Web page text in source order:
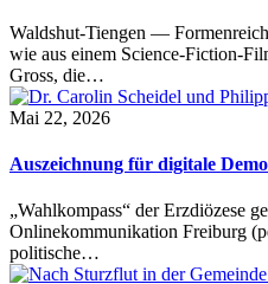
Waldshut-Tiengen —
wie aus einem Science-Fiction-
Gross, die…
Mai 22, 2026
Auszeichnung für digitale
„Wahlkompass“ der Erzdiözese
Onlinekommunikation Freiburg
politische…